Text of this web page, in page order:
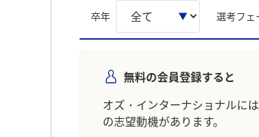
卒年 選考フェ
無料の会員登録すると
オズ・インターナショナルには
の志望動機があります。